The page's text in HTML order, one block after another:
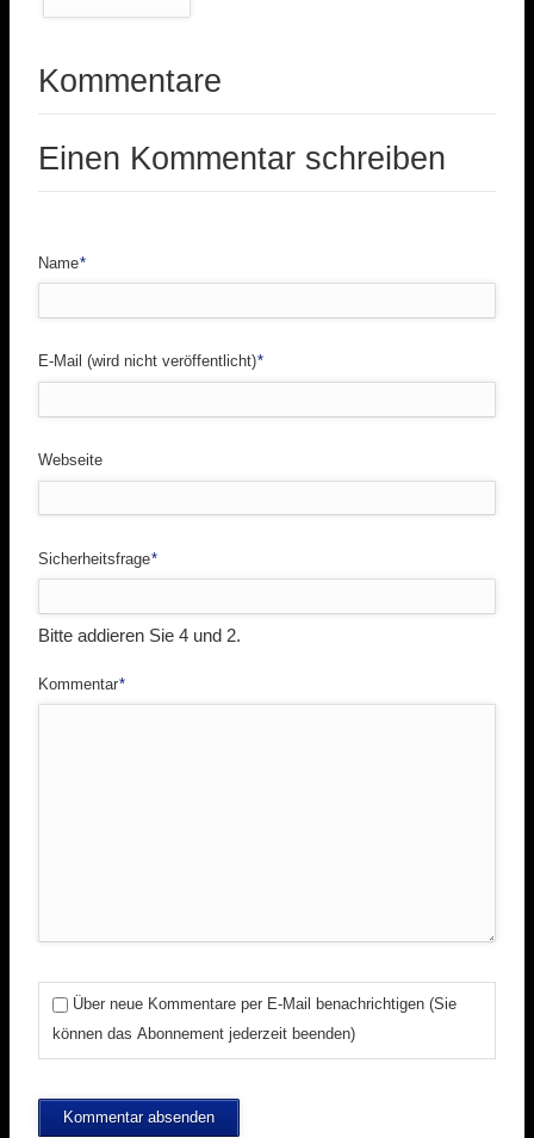
Kommentare
Einen Kommentar schreiben
Pflichtfeld
Name*
Pflichtfeld
E-Mail (wird nicht veröffentlicht)*
Webseite
Pflichtfeld
Sicherheitsfrage*
Bitte addieren Sie 4 und 2.
Pflichtfeld
Kommentar*
Über neue Kommentare per E-Mail benachrichtigen (Sie
können das Abonnement jederzeit beenden)
Kommentar absenden